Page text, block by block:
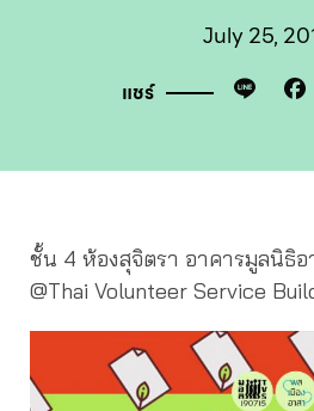
July 25,
แชร์ Line
ชั้น 4 ห้องสุจิตรา อาคารมูลนิธิอ
@Thai Volunteer Service